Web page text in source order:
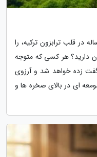
در قلب ترابزون ترکیه، را
دارید؟ هر کسی که متوجه
زده خواهد شد و آرزوی
ای در بالای صخره ها و